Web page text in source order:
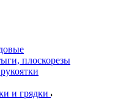
плоскорезы
и грядки